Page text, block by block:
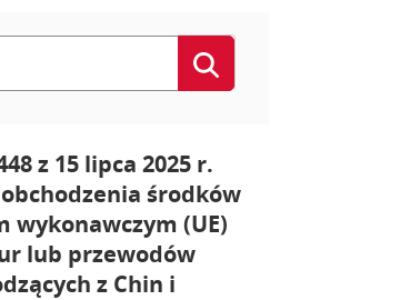
z 15 lipca 2025 r.
środków
wykonawczym (UE)
lub przewodów
z Chin i